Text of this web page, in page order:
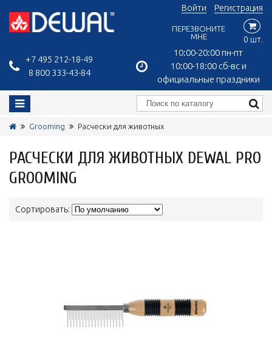
+7 495 212-18-49
8 800 333-43-84
10:00-20:00 пн-пт
10:00-18:00 сб-вс и
официальные праздники
Войти Регистрация
ПЕРЕЗВОНИТЕ
МНЕ
0 шт.
Grooming Расчески для животных
РАСЧЕСКИ ДЛЯ ЖИВОТНЫХ DEWAL PRO
GROOMING
Сортировать: